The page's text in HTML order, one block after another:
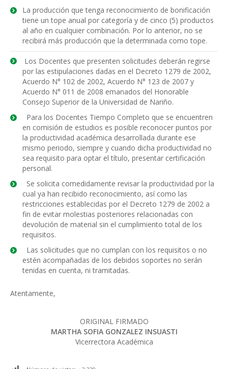
La producción que tenga reconocimiento de bonificación
tiene un tope anual por categoría y de cinco (5) productos
al año en cualquier combinación. Por lo anterior, no se
recibirá más producción que la determinada como tope.
Los Docentes que presenten solicitudes deberán regirse
por las estipulaciones dadas en el Decreto 1279 de 2002,
Acuerdo N° 102 de 2002, Acuerdo N° 123 de 2007 y
Acuerdo N° 011 de 2008 emanados del Honorable
Consejo Superior de la Universidad de Nariño.
Para los Docentes Tiempo Completo que se encuentren
en comisión de estudios es posible reconocer puntos por
la productividad académica desarrollada durante ese
mismo periodo, siempre y cuando dicha productividad no
sea requisito para optar el título, presentar certificación
personal.
Se solicita comedidamente revisar la productividad por la
cual ya han recibido reconocimiento, así como las
restricciones establecidas por el Decreto 1279 de 2002 a
fin de evitar molestias posteriores relacionadas con
devolución de material sin el cumplimiento total de los
requisitos.
Las solicitudes que no cumplan con los requisitos o no
estén acompañadas de los debidos soportes no serán
tenidas en cuenta, ni tramitadas.
Atentamente,
ORIGINAL FIRMADO
MARTHA SOFIA GONZALEZ INSUASTI
Vicerrectora Académica